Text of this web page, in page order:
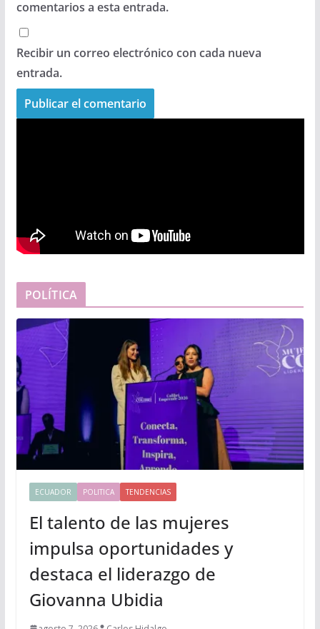
comentarios a esta entrada.
Recibir un correo electrónico con cada nueva
entrada.
POLÍTICA
ECUADOR POLITICA TENDENCIAS
El talento de las mujeres
impulsa oportunidades y
destaca el liderazgo de
Giovanna Ubidia